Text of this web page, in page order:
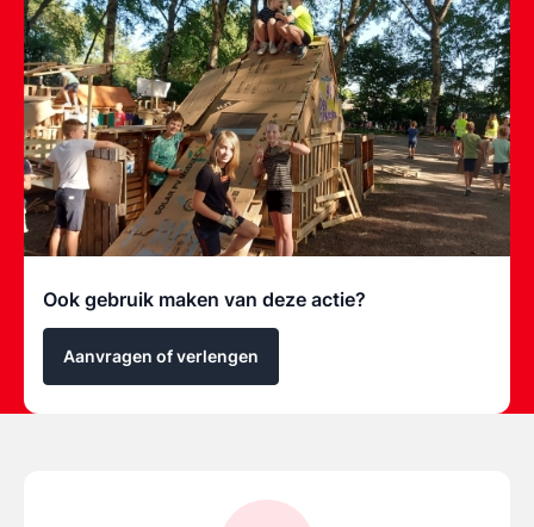
Ook gebruik maken van deze actie?
Aanvragen of verlengen